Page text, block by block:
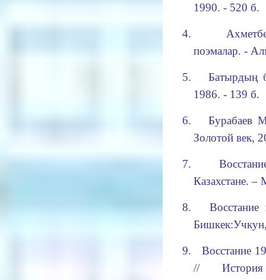
1990. - 520 б.
4.
поэмалар. -
5.
Батырдың
1986. - 139 б.
6.
Бурабаев
Золотой век,
7.
Казахстане. –
8.
9. Восстание
//